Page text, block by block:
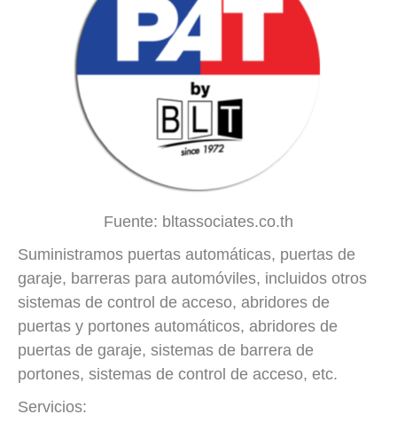
Fuente: bltassociates.co.th
Suministramos puertas automáticas, puertas de
garaje, barreras para automóviles, incluidos otros
sistemas de control de acceso, abridores de
puertas y portones automáticos, abridores de
puertas de garaje, sistemas de barrera de
portones, sistemas de control de acceso, etc.
Servicios: